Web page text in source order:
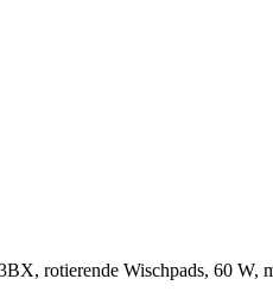
rotierende Wischpads, 60 W,